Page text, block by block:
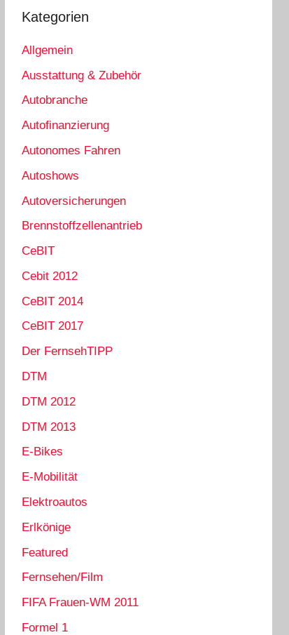
Kategorien
Allgemein
Ausstattung & Zubehör
Autobranche
Autofinanzierung
Autonomes Fahren
Autoshows
Autoversicherungen
Brennstoffzellenantrieb
CeBIT
Cebit 2012
CeBIT 2014
CeBIT 2017
Der FernsehTIPP
DTM
DTM 2012
DTM 2013
E-Bikes
E-Mobilität
Elektroautos
Erlkönige
Featured
Fernsehen/Film
FIFA Frauen-WM 2011
Formel 1